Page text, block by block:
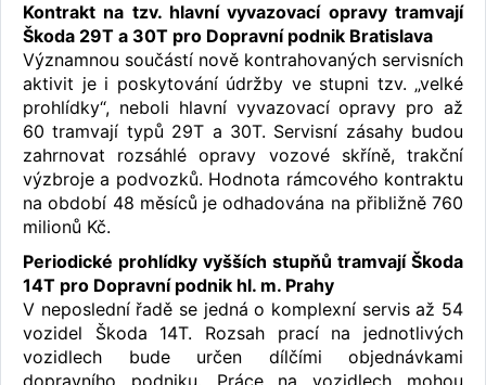
Kontrakt na tzv. hlavní vyvazovací opravy tramvají
Škoda 29T a 30T pro Dopravní podnik Bratislava
Významnou součástí nově kontrahovaných servisních
aktivit je i poskytování údržby ve stupni tzv. „velké
prohlídky“, neboli hlavní vyvazovací opravy pro až
60 tramvají typů 29T a 30T. Servisní zásahy budou
zahrnovat rozsáhlé opravy vozové skříně, trakční
výzbroje a podvozků. Hodnota rámcového kontraktu
na období 48 měsíců je odhadována na přibližně 760
milionů Kč.
Periodické prohlídky vyšších stupňů tramvají Škoda
14T pro Dopravní podnik hl. m. Prahy
V neposlední řadě se jedná o komplexní servis až 54
vozidel Škoda 14T. Rozsah prací na jednotlivých
vozidlech bude určen dílčími objednávkami